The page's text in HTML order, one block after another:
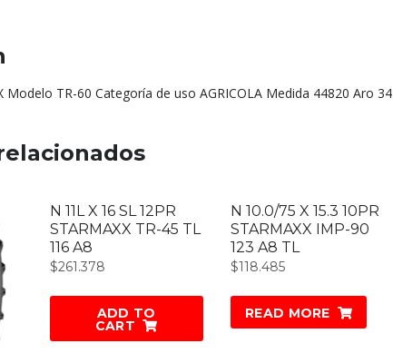
Modelo TR-60 Categoría de uso AGRICOLA Medida 44820 Aro 34
N 11L X 16 SL 12PR
STARMAXX TR-45 TL
116 A8
$261.378
ADD TO
CART
N 10.0/75 X 15.3 10PR
STARMAXX IMP-90
123 A8 TL
$118.485
READ MORE